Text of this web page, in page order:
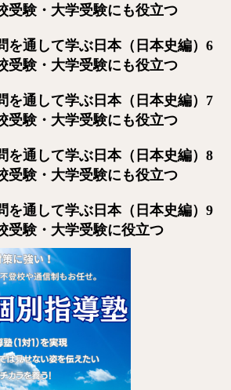
受験・大学受験にも役立つ
を通して学ぶ日本（日本史編）6
受験・大学受験にも役立つ
を通して学ぶ日本（日本史編）7
受験・大学受験にも役立つ
を通して学ぶ日本（日本史編）8
受験・大学受験にも役立つ
を通して学ぶ日本（日本史編）9
受験・大学受験に役立つ